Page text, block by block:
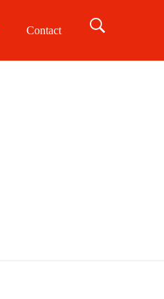
Contact